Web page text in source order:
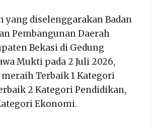
yang diselenggarakan Badan
Pembangunan Daerah
Bekasi di Gedung
Mukti pada 2 Juli 2026,
Terbaik 1 Kategori
2 Kategori Pendidikan,
Ekonomi.